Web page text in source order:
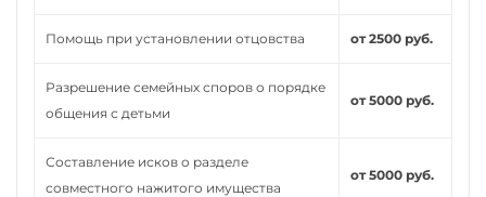
Помощь при установлении отцовства от 2500 руб.
Разрешение семейных споров о порядке
общения с детьми
от 5000 руб.
Составление исков о разделе
совместного нажитого имущества
от 5000 руб.